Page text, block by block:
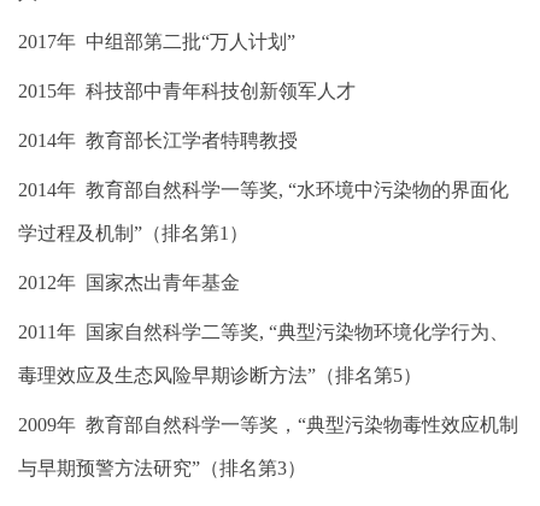
2017年 中组部第二批“万人计划”
2015年 科技部中青年科技创新领军人才
2014年 教育部长江学者特聘教授
2014年 教育部自然科学一等奖, “水环境中污染物的界面化
学过程及机制”（排名第1）
2012年 国家杰出青年基金
2011年 国家自然科学二等奖, “典型污染物环境化学行为、
毒理效应及生态风险早期诊断方法”（排名第5）
2009年 教育部自然科学一等奖，“典型污染物毒性效应机制
与早期预警方法研究”（排名第3）